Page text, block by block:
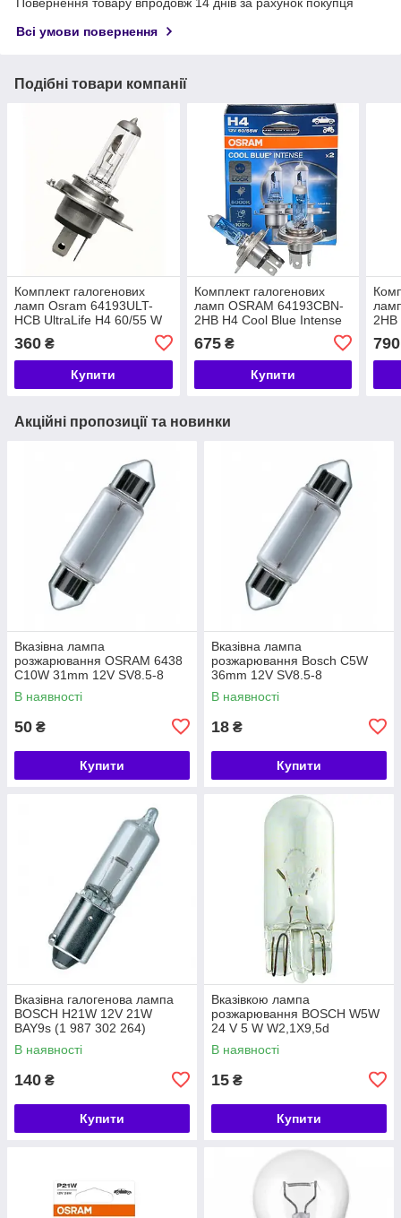
Повернення товару впродовж 14 днів за рахунок покупця
Всі умови повернення
Подібні товари компанії
Комплект галогенових
ламп Osram 64193ULT-
HCB UltraLife H4 60/55 W
HardDuopet
360 ₴
Купити
Комплект галогенових
ламп OSRAM 64193CBN-
2HB H4 Cool Blue Intense
Next Gen +100% 60/55W
12V P43t (2 шт)
675₴
Купити
790
Акційні пропозиції та новинки
Вказівна лампа
розжарювання OSRAM 6438
C10W 31mm 12V SV8.5-8
5X10FS
В наявності
50 ₴
Купити
Вказівна лампа
розжарювання Bosch C5W
36mm 12V SV8.5-8
(1987302211)
В наявності
18 ₴
Купити
Вказівна галогенова лампа
BOSCH H21W 12V 21W
BAY9s (1 987 302 264)
В наявності
140 ₴
Купити
Вказівкою лампа
розжарювання BOSCH W5W
24 V 5 W W2,1X9,5d
(1987302518)
В наявності
15 ₴
Купити